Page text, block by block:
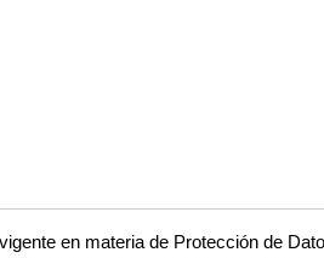
en materia de Protección de